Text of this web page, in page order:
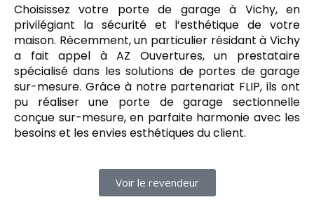
Choisissez votre porte de garage à Vichy, en
privilégiant la sécurité et l’esthétique de votre
maison. Récemment, un particulier résidant à Vichy
a fait appel à AZ Ouvertures, un prestataire
spécialisé dans les solutions de portes de garage
sur-mesure. Grâce à notre partenariat FLIP, ils ont
pu réaliser une porte de garage sectionnelle
conçue sur-mesure, en parfaite harmonie avec les
besoins et les envies esthétiques du client.
Voir le revendeur